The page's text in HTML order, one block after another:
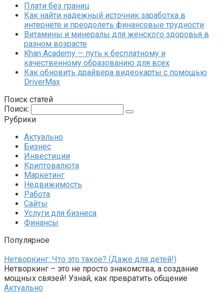
Плати без границ
Как найти надежный источник заработка в
интернете и преодолеть финансовые трудности
Витамины и минералы для женского здоровья в
разном возрасте
Khan Academy — путь к бесплатному и
качественному образованию для всех
Как обновить драйвера видеокарты с помощью
DriverMax
Поиск статей
Поиск:
Рубрики
Актуально
Бизнес
Инвестиции
Криптовалюта
Маркетинг
Недвижимость
Работа
Сайты
Услуги для бизнеса
Финансы
Популярное
Нетворкинг: Что это такое? (Даже для детей!)
Нетворкинг – это не просто знакомства, а создание
мощных связей! Узнай, как превратить общение
Актуально